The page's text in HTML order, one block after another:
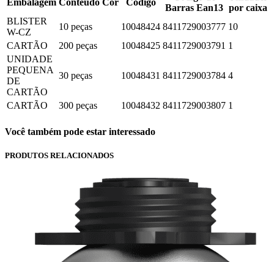
Embalagem Conteúdo Cor Código
Barras Ean13 por caixa
BLISTER
W-CZ
10 peças 10048424 8411729003777 10
CARTÃO
200 peças 10048425 8411729003791 1
UNIDADE
PEQUENA
DE
CARTÃO
30 peças 10048431 8411729003784 4
CARTÃO 300 peças 10048432 8411729003807 1
Você também pode estar interessado
PRODUTOS RELACIONADOS